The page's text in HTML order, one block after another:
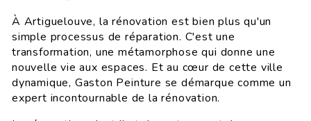
À Artiguelouve, la rénovation est bien plus qu'un
simple processus de réparation. C'est une
transformation, une métamorphose qui donne une
nouvelle vie aux espaces. Et au cœur de cette ville
dynamique, Gaston Peinture se démarque comme un
expert incontournable de la rénovation.